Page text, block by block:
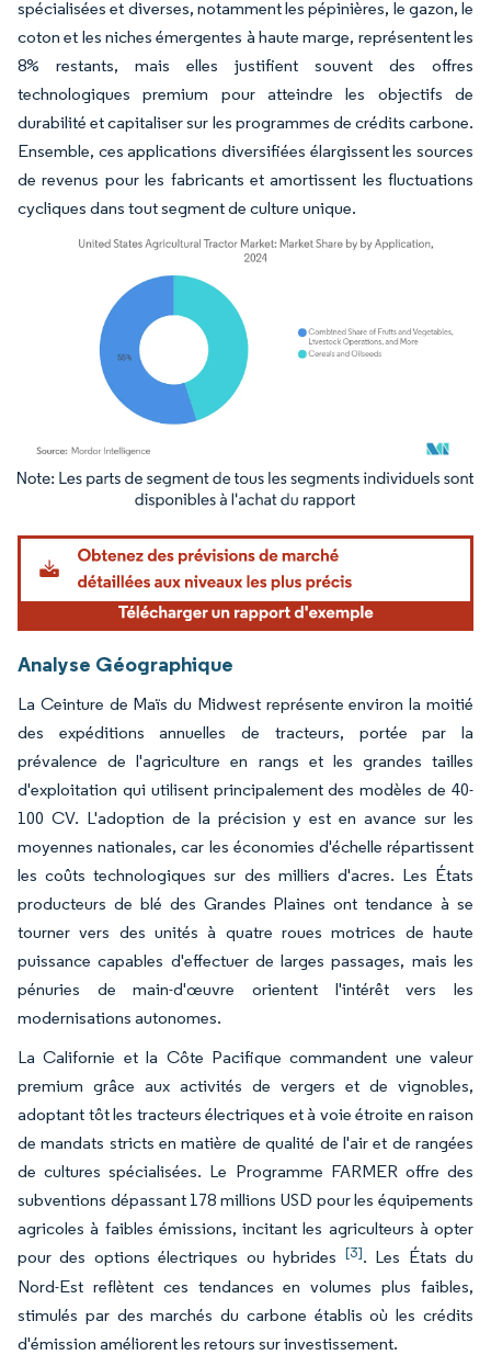
spécialisées et diverses, notamment les pépinières, le gazon, le
coton et les niches émergentes à haute marge, représentent les
8% restants, mais elles justifient souvent des offres
technologiques premium pour atteindre les objectifs de
durabilité et capitaliser sur les programmes de crédits carbone.
Ensemble, ces applications diversifiées élargissent les sources
de revenus pour les fabricants et amortissent les fluctuations
cycliques dans tout segment de culture unique.
Image © Mordor Intelligence. La réutilisation nécessite une attribution sous CC BY
Analyse Géographique
La Ceinture de Maïs du Midwest représente environ la moitié
des expéditions annuelles de tracteurs, portée par la
prévalence de l'agriculture en rangs et les grandes tailles
d'exploitation qui utilisent principalement des modèles de 40-
100 CV. L'adoption de la précision y est en avance sur les
moyennes nationales, car les économies d'échelle répartissent
les coûts technologiques sur des milliers d'acres. Les États
producteurs de blé des Grandes Plaines ont tendance à se
tourner vers des unités à quatre roues motrices de haute
puissance capables d'effectuer de larges passages, mais les
pénuries de main-d'œuvre orientent l'intérêt vers les
modernisations autonomes.
La Californie et la Côte Pacifique commandent une valeur
premium grâce aux activités de vergers et de vignobles,
adoptant tôt les tracteurs électriques et à voie étroite en raison
de mandats stricts en matière de qualité de l'air et de rangées
de cultures spécialisées. Le Programme FARMER offre des
subventions dépassant 178 millions USD pour les équipements
agricoles à faibles émissions, incitant les agriculteurs à opter
pour des options électriques ou hybrides [3]. Les États du
Nord-Est reflètent ces tendances en volumes plus faibles,
stimulés par des marchés du carbone établis où les crédits
d'émission améliorent les retours sur investissement.